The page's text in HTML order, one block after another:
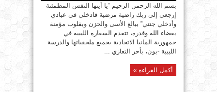
بسم الله الرحمن الرحيم “يا أيتها النفس المطمئنة
إرجعي إلى ربك راضية مرضية فادخلي في عبادي
وأدخلي جنتي” ببالغ الأسى والحزن وبقلوب مؤمنة
بقضاء الله وقدره، تتقدم السفارة الليبية في
جمهورية المانيا الاتحادية بجميع ملحقياتها والدرسة
الليبية -بون، بأحر التعازي ...
أكمل القراءة »